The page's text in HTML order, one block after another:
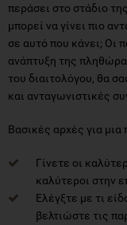
περάσει στο στάδιο
μπορεί να γίνει πιο
σε αυτό που κάνει; Οι
ανάπτυξη της
του διαιτολόγου, θα
και ανταγωνιστικές
Βασικές αρχές για μια
Γίνετε οι
καλύτεροι στην
Ελέγξτε με τι
βελτιώστε τις